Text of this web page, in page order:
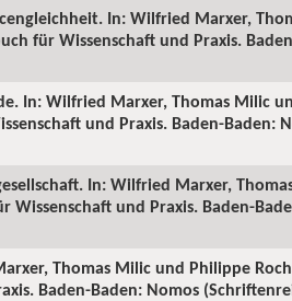
In: Wilfried Marxer,
für Wissenschaft und Praxis.
In: Wilfried Marxer, Thomas Milic
und Praxis. Baden-Baden:
In: Wilfried Marxer,
Wissenschaft und Praxis. Baden-
Thomas Milic und Philippe
Baden-Baden: Nomos